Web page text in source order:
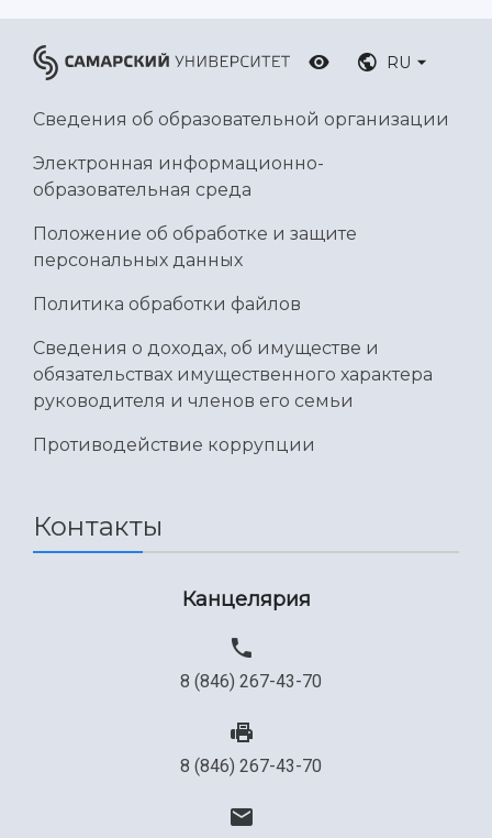
Международный межвузовский кампус
RU
Сведения об образовательной организации
Электронная информационно-
образовательная среда
Положение об обработке и защите
персональных данных
Политика обработки файлов
Сведения о доходах, об имуществе и
обязательствах имущественного характера
руководителя и членов его семьи
Противодействие коррупции
Контакты
Канцелярия
8 (846) 267-43-70
8 (846) 267-43-70